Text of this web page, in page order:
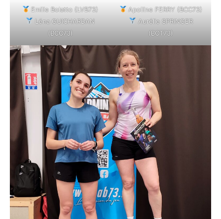
Emilie Bolatto (LVB73)
Léna GUICHARDAN
(BCC73)
Apolline FERRY (BCC73)
Aurélie SPRINGER
(BCT73)